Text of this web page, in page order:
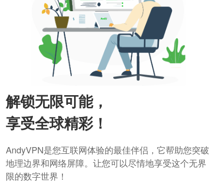
解锁无限可能，
享受全球精彩！
AndyVPN是您互联网体验的最佳伴侣，它帮助您突破
地理边界和网络屏障。让您可以尽情地享受这个无界
限的数字世界！